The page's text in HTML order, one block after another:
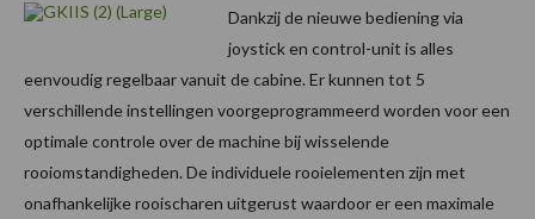
Dankzij de nieuwe bediening via
joystick en control-unit is alles
eenvoudig regelbaar vanuit de cabine. Er kunnen tot 5
verschillende instellingen voorgeprogrammeerd worden voor een
optimale controle over de machine bij wisselende
rooiomstandigheden. De individuele rooielementen zijn met
onafhankelijke rooischaren uitgerust waardoor er een maximale